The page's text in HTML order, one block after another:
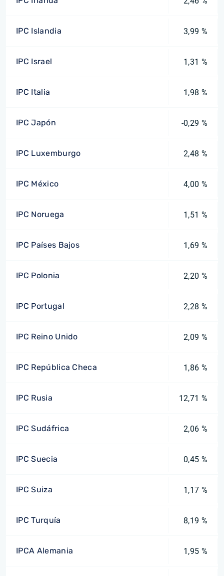
IPC Islandia 3,99 %
IPC Israel 1,31 %
IPC Italia 1,98 %
IPC Japón -0,29 %
IPC Luxemburgo 2,48 %
IPC México 4,00 %
IPC Noruega 1,51 %
IPC Países Bajos 1,69 %
IPC Polonia 2,20 %
IPC Portugal 2,28 %
IPC Reino Unido 2,09 %
IPC República Checa 1,86 %
IPC Rusia 12,71 %
IPC Sudáfrica 2,06 %
IPC Suecia 0,45 %
IPC Suiza 1,17 %
IPC Turquía 8,19 %
IPCA Alemania 1,95 %